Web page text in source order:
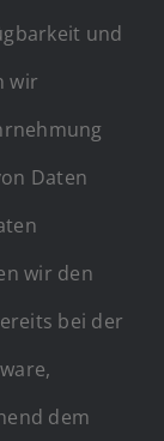
und
wir
Daten
wir den
bei der
dem